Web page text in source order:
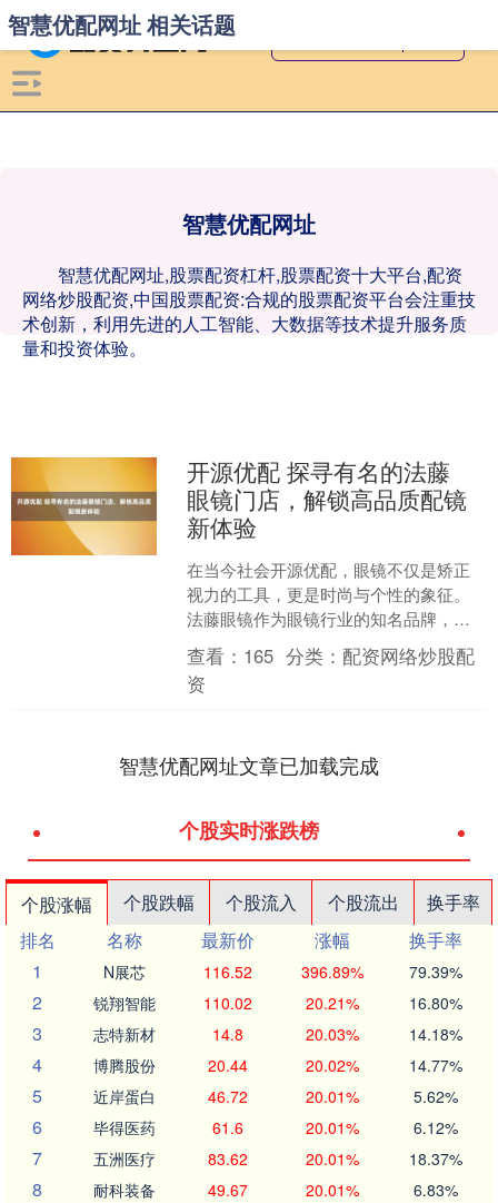
智慧优配网址
智慧优配网址,股票配资杠杆,股票配资十大平台,配资
网络炒股配资,中国股票配资:合规的股票配资平台会注重技
术创新，利用先进的人工智能、大数据等技术提升服务质
量和投资体验。
智慧优配网址 相关话题
开源优配 探寻有名的法藤
眼镜门店，解锁高品质配镜
新体验
在当今社会开源优配，眼镜不仅是矫正
视力的工具，更是时尚与个性的象征。
法藤眼镜作为眼镜行业的知名品牌，备
受消费者关注。那么，有名的法藤眼镜
门店究竟有哪些优势和特点....
查看： 165 分类：配资网络炒股配
资
智慧优配网址文章已加载完成
个股实时涨跌榜
个股涨幅 个股跌幅 个股流入 个股流出
换手率
排名
名称 最新价 涨幅
换手率
1
N展芯 116.52 396.89% 79.39%
2 锐翔智能 110.02 20.21% 16.80%
3 志特新材 14.8 20.03% 14.18%
4 博腾股份 20.44 20.02% 14.77%
5 近岸蛋白 46.72 20.01% 5.62%
6 毕得医药 61.6 20.01% 6.12%
7 五洲医疗 83.62 20.01% 18.37%
8 耐科装备 49.67 20.01% 6.83%